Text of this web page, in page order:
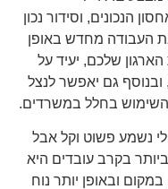
הנכונים, וסידור נכון
העבודה מחדש באופן
שלכם, יעיד על
ובנוסף גם יאפשר לנצל
השימוש בחלל במשרדים.
נשמע פשוט וקל אבל
בקרב עובדים היא
ובאופן יותר נוח